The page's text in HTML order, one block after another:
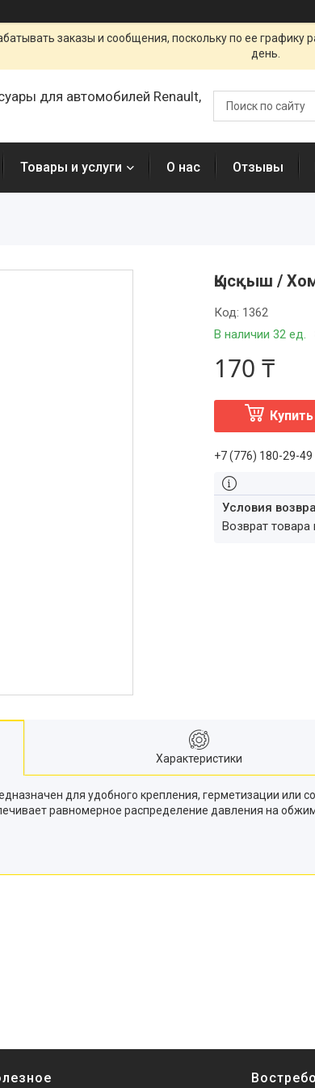
заказы и сообщения, поскольку по ее
день.
для автомобилей Renault,
Товары и услуги О нас Отзывы
Қысқыш /
В наличии 32 ед.
Код: 1362
170 ₸
Купить
+7 (776) 180-29-49
возврат
Характеристики
для удобного крепления, герметизации или
равномерное распределение давления на